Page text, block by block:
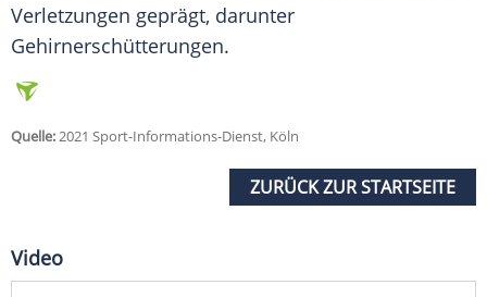
Verletzungen geprägt, darunter
Gehirnerschütterungen.
Quelle:2021 Sport-Informations-Dienst, Köln
ZURÜCK ZUR STARTSEITE
Video